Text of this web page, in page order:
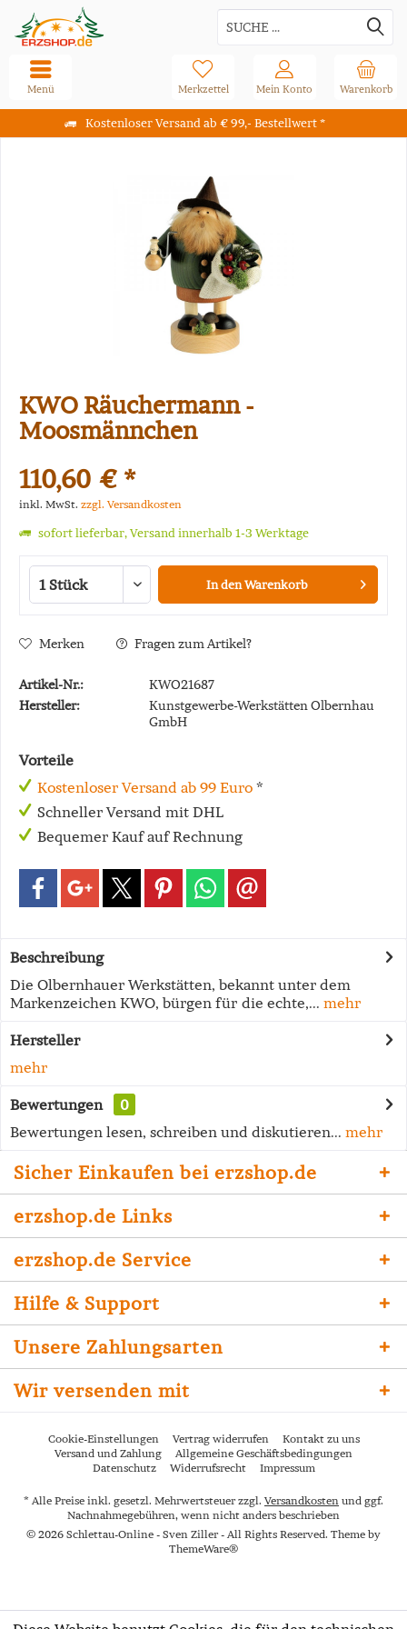
Kostenloser Versand ab € 99,- Bestellwert *
Warenkorb
Merkzettel Mein Konto
Menü
KWO Räuchermann -
Moosmännchen
110,60 € *
inkl. MwSt. zzgl. Versandkosten
sofort lieferbar, Versand innerhalb 1-3 Werktage
In denWarenkorb
Merken Fragen zum Artikel?
Artikel-Nr.:
KWO21687
Hersteller:
Kunstgewerbe-Werkstätten Olbernhau
GmbH
Vorteile
Kostenloser Versand ab 99 Euro *
Schneller Versand mit DHL
Bequemer Kauf auf Rechnung
Beschreibung
Die Olbernhauer Werkstätten, bekannt unter dem
Markenzeichen KWO, bürgen für die echte,... mehr
Hersteller
mehr
Bewertungen
0
Bewertungen lesen, schreiben und diskutieren... mehr
Sicher Einkaufen bei erzshop.de
erzshop.de Links
erzshop.de Service
Hilfe & Support
Unsere Zahlungsarten
Wir versenden mit
Cookie-Einstellungen Vertrag widerrufen
Kontakt zu uns
Versand und Zahlung
Allgemeine Geschäftsbedingungen
Datenschutz
Widerrufsrecht Impressum
* Alle Preise inkl. gesetzl. Mehrwertsteuer zzgl. Versandkosten und ggf.
Nachnahmegebühren, wenn nicht anders beschrieben
© 2026 Schlettau-Online - Sven Ziller - All Rights Reserved. Theme by
ThemeWare®